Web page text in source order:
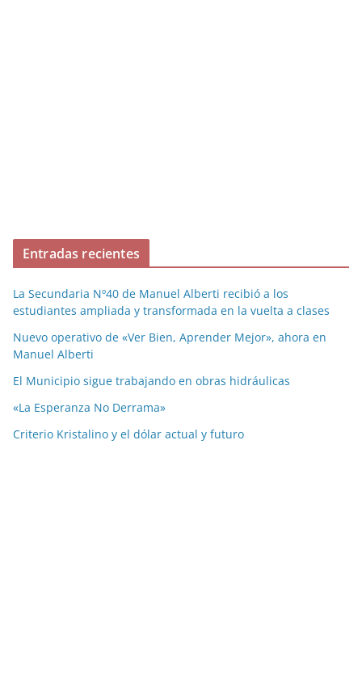
Entradas recientes
La Secundaria Nº40 de Manuel Alberti recibió a los
estudiantes ampliada y transformada en la vuelta a clases
Nuevo operativo de «Ver Bien, Aprender Mejor», ahora en
Manuel Alberti
El Municipio sigue trabajando en obras hidráulicas
«La Esperanza No Derrama»
Criterio Kristalino y el dólar actual y futuro